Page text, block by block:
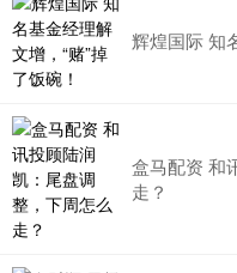
辉煌国际 知
盒马配资 和
走？